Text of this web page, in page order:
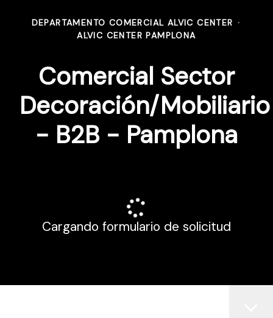
DEPARTAMENTO COMERCIAL ALVIC CENTER ·
ALVIC CENTER PAMPLONA
Comercial Sector
Decoración/Mobiliario
- B2B - Pamplona
Cargando formulario de solicitud